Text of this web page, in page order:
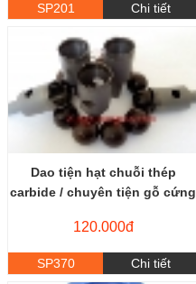
SP201 Chi tiết
Dao tiện hạt chuỗi thép
carbide / chuyên tiện gỗ cứng
120.000đ
SP370 Chi tiết